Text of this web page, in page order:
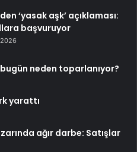
‘yasak aşk’ açıklaması:
başvuruyor
neden toparlanıyor?
yarattı
ağır darbe: Satışlar